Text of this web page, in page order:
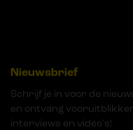
Nieuwsbrief
Schrijf je in voor de
en ontvang
interviews en video's!